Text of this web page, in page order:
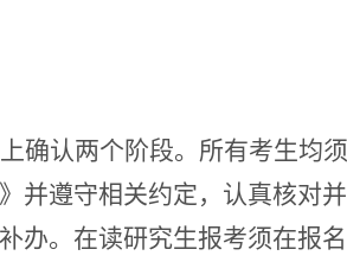
确认两个阶段。所有考生均
并遵守相关约定，认真核对
办。在读研究生报考须在报